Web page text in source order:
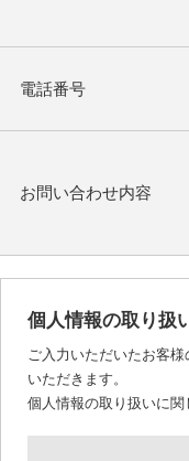
電話番号
お問い合わせ内容
個人情報の取り扱
ご入力いただいたお客
いただきます。
個人情報の取り扱いに関